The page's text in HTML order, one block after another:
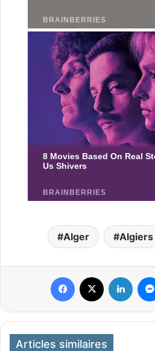
Alger Algiers
Articles similaires